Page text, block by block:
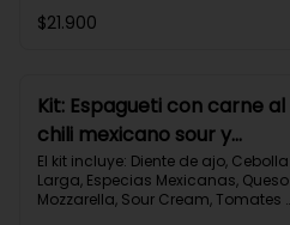
Molida (150g/p), Salsa de Tomates
Carbohidratos 90g | Grasas 49g |
Proteínas 45g
$21.900
Kit: Espagueti con carne al
chili mexicano sour y
queso-35
El kit incluye: Diente de ajo, Cebolla
Larga, Especias Mexicanas, Queso
Mozzarella, Sour Cream, Tomates